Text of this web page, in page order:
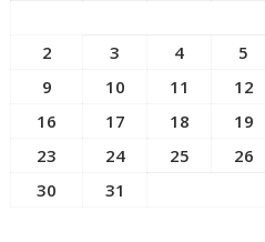
2
3 4 5
9
10 11 12
16
17 18 19
23
24 25 26
30
31